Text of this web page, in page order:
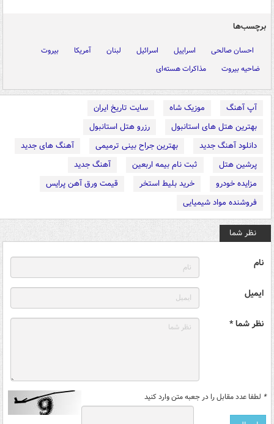
برچسب‌ها
احسان صالحی اسراییل اسرائیل لبنان آمریکا
بیروت
ضاحیه بیروت
مذاکرات هسته‌ای
آپ آهنگ موزیک شاه
سایت تاریخ ایران
بهترین هتل های استانبول
رزرو هتل استانبول
دانلود آهنگ جدید
بهترین جراح بینی ترمیمی
آهنگ های جدید
پرشین هتل
ثبت نام بیمه اربعین
آهنگ جدید
مزایده خودرو
خرید بلیط استخر
قیمت ورق آهن پرایس
فروشنده مواد شیمیایی
نظر شما
نام
ایمیل
نظر شما *
* لطفا عدد مقابل را در جعبه متن وارد کنید